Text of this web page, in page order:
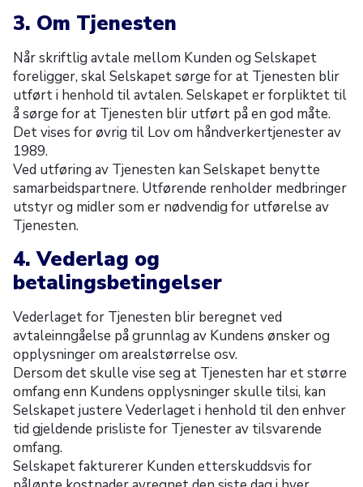
3. Om Tjenesten
Når skriftlig avtale mellom Kunden og Selskapet
foreligger, skal Selskapet sørge for at Tjenesten blir
utført i henhold til avtalen. Selskapet er forpliktet til
å sørge for at Tjenesten blir utført på en god måte.
Det vises for øvrig til Lov om håndverkertjenester av
1989.
Ved utføring av Tjenesten kan Selskapet benytte
samarbeidspartnere. Utførende renholder medbringer
utstyr og midler som er nødvendig for utførelse av
Tjenesten.
4. Vederlag og
betalingsbetingelser
Vederlaget for Tjenesten blir beregnet ved
avtaleinngåelse på grunnlag av Kundens ønsker og
opplysninger om arealstørrelse osv.
Dersom det skulle vise seg at Tjenesten har et større
omfang enn Kundens opplysninger skulle tilsi, kan
Selskapet justere Vederlaget i henhold til den enhver
tid gjeldende prisliste for Tjenester av tilsvarende
omfang.
Selskapet fakturerer Kunden etterskuddsvis for